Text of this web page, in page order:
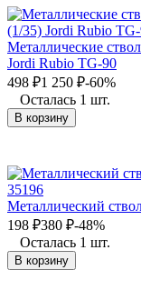
Металлические
Jordi Rubio TG-90
498 ₽1 250 ₽-60%
Осталась 1 шт.
В корзину
Металлический
198 ₽380 ₽-48%
Осталась 1 шт.
В корзину